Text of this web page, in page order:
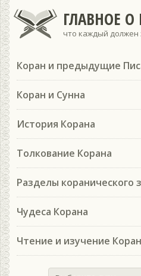
ГЛАВНОЕ О
что каждый должен
Коран и предыдущие
Коран и Сунна
История Корана
Толкование Корана
Разделы коранического
Чудеса Корана
Чтение и изучение